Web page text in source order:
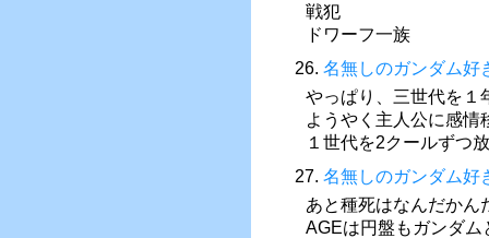
戦犯
ドワーフ一族
26. 名無しのガンダム好
やっぱり、三世代を１
ようやく主人公に感情
１世代を2クールずつ
27. 名無しのガンダム好
あと種死はなんだかん
AGEは円盤もガンダ